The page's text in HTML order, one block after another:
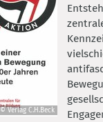
© Verlag C.H.Beck